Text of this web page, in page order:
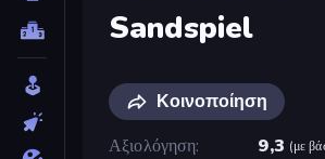
Sandspiel
Κοινοποίηση
Αξιολόγηση
9,3 (με